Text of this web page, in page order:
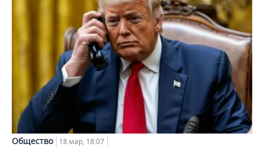
Общество 18 мар, 18:07